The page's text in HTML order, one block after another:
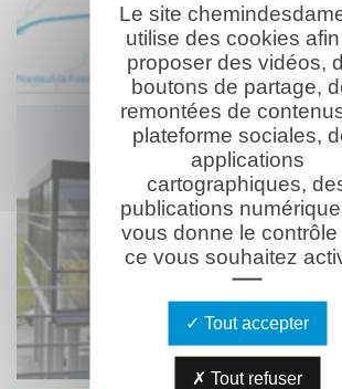
Le site
utilise des cookies
proposer des vidéos,
boutons de partage,
remontées de
plateforme sociales,
applications
cartographiques,
publications
vous donne le contrôle
ce vous souhaitez
Tout accepter
Tout refuser